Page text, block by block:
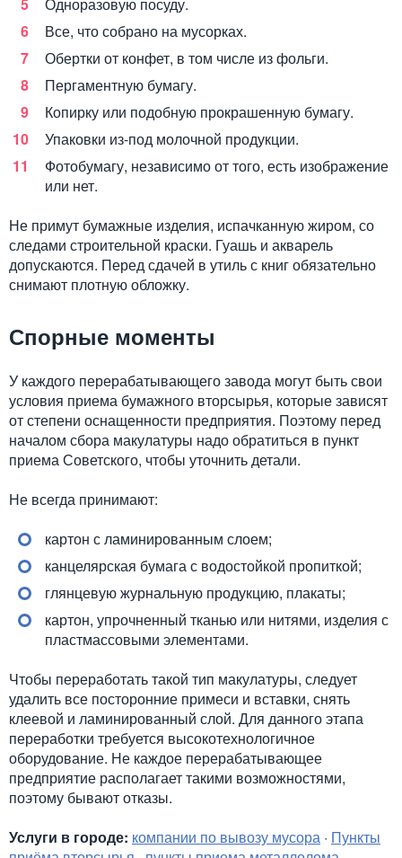
Все, что собрано на мусорках.
Обертки от конфет, в том числе из фольги.
Пергаментную бумагу.
Копирку или подобную прокрашенную бумагу.
Упаковки из-под молочной продукции.
Фотобумагу, независимо от того, есть изображение
или нет.
Не примут бумажные изделия, испачканную жиром, со
следами строительной краски. Гуашь и акварель
допускаются. Перед сдачей в утиль с книг обязательно
снимают плотную обложку.
Спорные моменты
У каждого перерабатывающего завода могут быть свои
условия приема бумажного вторсырья, которые зависят
от степени оснащенности предприятия. Поэтому перед
началом сбора макулатуры надо обратиться в пункт
приема Советского, чтобы уточнить детали.
Не всегда принимают:
картон с ламинированным слоем;
канцелярская бумага с водостойкой пропиткой;
глянцевую журнальную продукцию, плакаты;
картон, упрочненный тканью или нитями, изделия с
пластмассовыми элементами.
Чтобы переработать такой тип макулатуры, следует
удалить все посторонние примеси и вставки, снять
клеевой и ламинированный слой. Для данного этапа
переработки требуется высокотехнологичное
оборудование. Не каждое перерабатывающее
предприятие располагает такими возможностями,
поэтому бывают отказы.
Услуги в городе: компании по вывозу мусора · Пункты